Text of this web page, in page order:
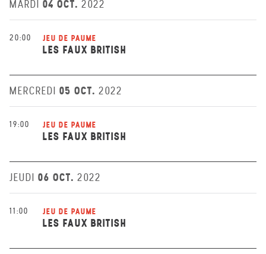
MARDI 04 OCT. 2022
20:00 JEU DE PAUME
LES FAUX BRITISH
MERCREDI 05 OCT. 2022
19:00 JEU DE PAUME
LES FAUX BRITISH
JEUDI 06 OCT. 2022
11:00 JEU DE PAUME
LES FAUX BRITISH